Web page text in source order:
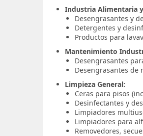
Industria Alimentaria
Desengrasantes y
Detergentes y
Productos para
Mantenimiento
Desengrasantes
Desengrasantes de
Limpieza General:
Ceras para pisos
Desinfectantes y
Limpiadores
Limpiadores para
Removedores,